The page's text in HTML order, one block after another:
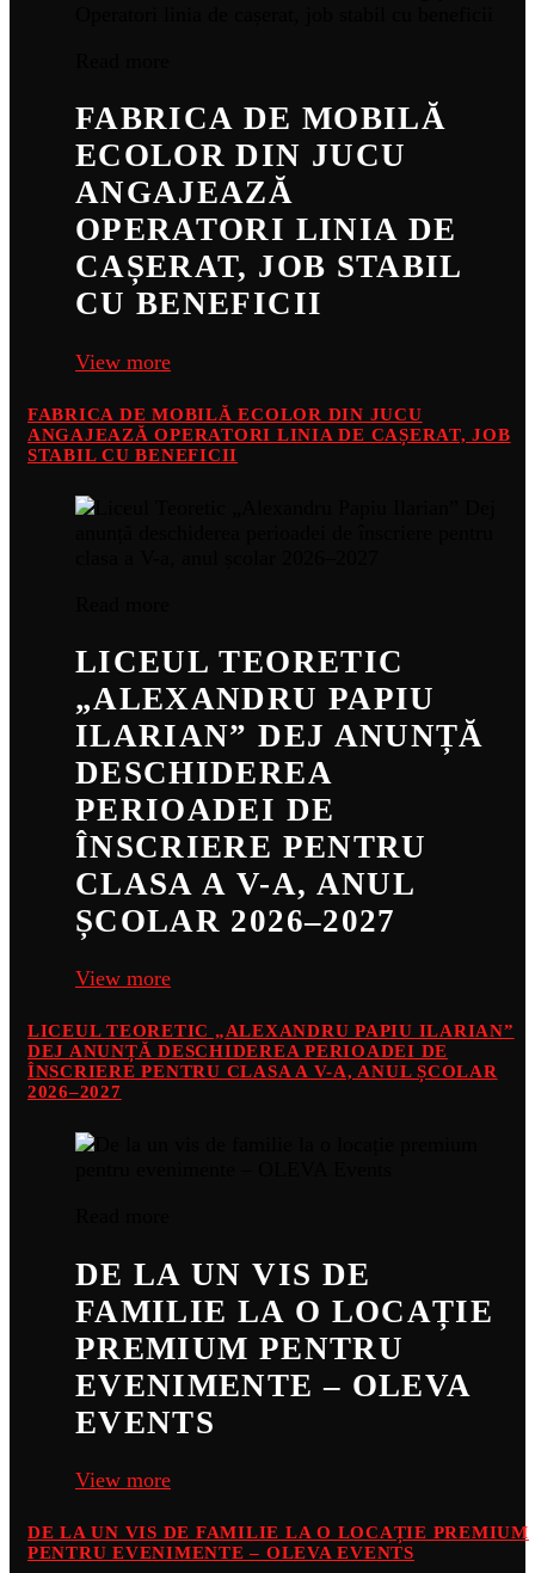
FABRICA DE MOBILĂ
ECOLOR DIN JUCU
ANGAJEAZĂ
OPERATORI LINIA DE
CAȘERAT, JOB STABIL
CU BENEFICII
View more
FABRICA DE MOBILĂ ECOLOR DIN JUCU
ANGAJEAZĂ OPERATORI LINIA DE CAȘERAT, JOB
STABIL CU BENEFICII
LICEUL TEORETIC
„ALEXANDRU PAPIU
ILARIAN” DEJ ANUNȚĂ
DESCHIDEREA
PERIOADEI DE
ÎNSCRIERE PENTRU
CLASA A V-A, ANUL
ȘCOLAR 2026–2027
View more
LICEUL TEORETIC „ALEXANDRU PAPIU ILARIAN”
DEJ ANUNȚĂ DESCHIDEREA PERIOADEI DE
ÎNSCRIERE PENTRU CLASA A V-A, ANUL ȘCOLAR
2026–2027
DE LA UN VIS DE
FAMILIE LA O LOCAȚIE
PREMIUM PENTRU
EVENIMENTE – OLEVA
EVENTS
View more
DE LA UN VIS DE FAMILIE LA O LOCAȚIE PREMIUM
PENTRU EVENIMENTE – OLEVA EVENTS